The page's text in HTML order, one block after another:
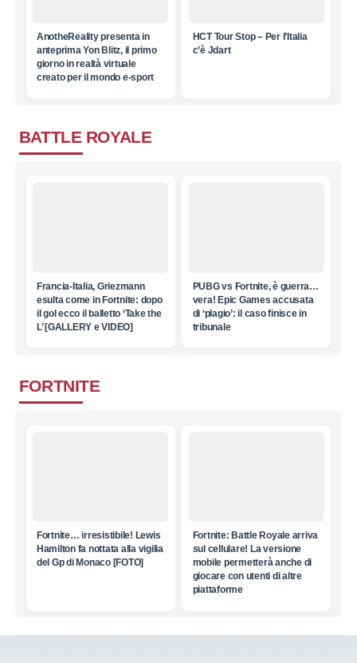
AnotheReality presenta in
anteprima Yon Blitz, il primo
giorno in realtà virtuale
creato per il mondo e-sport
HCT Tour Stop – Per l’Italia
c’è Jdart
BATTLE ROYALE
Francia-Italia, Griezmann
esulta come in Fortnite: dopo
il gol ecco il balletto ‘Take the
L’ [GALLERY e VIDEO]
PUBG vs Fortnite, è guerra…
vera! Epic Games accusata
di ‘plagio’: il caso finisce in
tribunale
FORTNITE
Fortnite… irresistibile! Lewis
Hamilton fa nottata alla vigilia
del Gp di Monaco [FOTO]
Fortnite: Battle Royale arriva
sul cellulare! La versione
mobile permetterà anche di
giocare con utenti di altre
piattaforme